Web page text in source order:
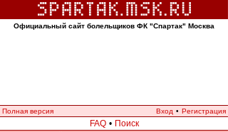
Официальный сайт болельщиков ФК "Спартак" Москва
Полная версия Вход • Регистрация
FAQ • Поиск